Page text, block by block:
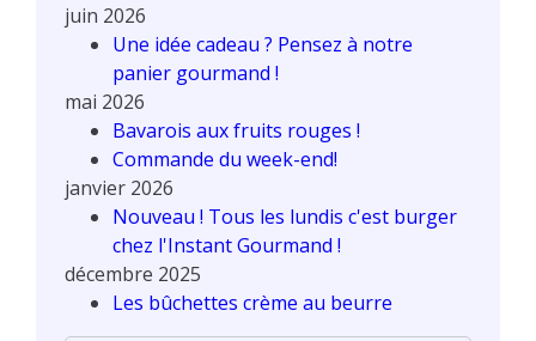
juin 2026
Une idée cadeau ? Pensez à notre
panier gourmand !
mai 2026
Bavarois aux fruits rouges !
Commande du week-end!
janvier 2026
Nouveau ! Tous les lundis c'est burger
chez l'Instant Gourmand !
décembre 2025
Les bûchettes crème au beurre